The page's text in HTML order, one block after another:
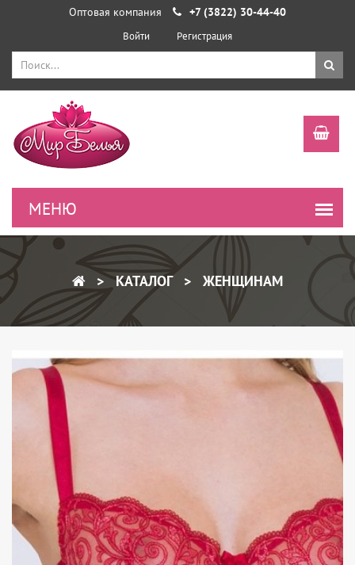
Оптовая компания +7 (3822) 30-44-40
Войти Регистрация
КАТАЛОГ ЖЕНЩИНАМ